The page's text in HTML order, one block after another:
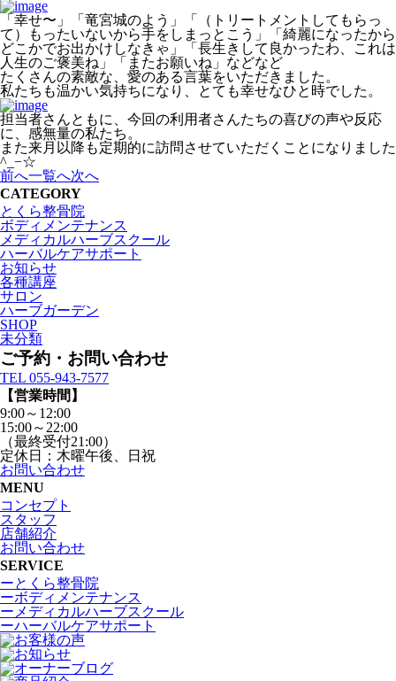
「幸せ〜」「竜宮城のよう」「（トリートメントしてもらっ
て）もったいないから手をしまっとこう」「綺麗になったから
どこかでお出かけしなきゃ」「長生きして良かったわ、これは
人生のご褒美ね」「またお願いね」などなど
たくさんの素敵な、愛のある言葉をいただきました。
私たちも温かい気持ちになり、とても幸せなひと時でした。
担当者さんともに、今回の利用者さんたちの喜びの声や反応
に、感無量の私たち。
また来月以降も定期的に訪問させていただくことになりました
^_−☆
前へ一覧へ次へ
CATEGORY
とくら整骨院
ボディメンテナンス
メディカルハーブスクール
ハーバルケアサポート
お知らせ
各種講座
サロン
ハーブガーデン
SHOP
未分類
ご予約・お問い合わせ
TEL 055-943-7577
【営業時間】
9:00～12:00
15:00～22:00
（最終受付21:00）
定休日：木曜午後、日祝
お問い合わせ
MENU
コンセプト
スタッフ
店舗紹介
お問い合わせ
SERVICE
ーとくら整骨院
ーボディメンテナンス
ーメディカルハーブスクール
ーハーバルケアサポート